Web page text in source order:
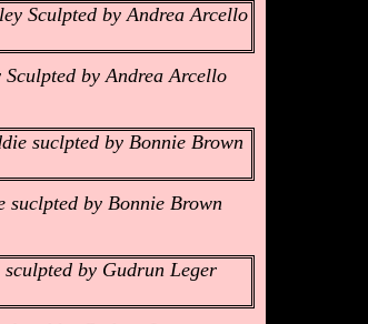
by Andrea Arcello
suclpted by Bonnie Brown